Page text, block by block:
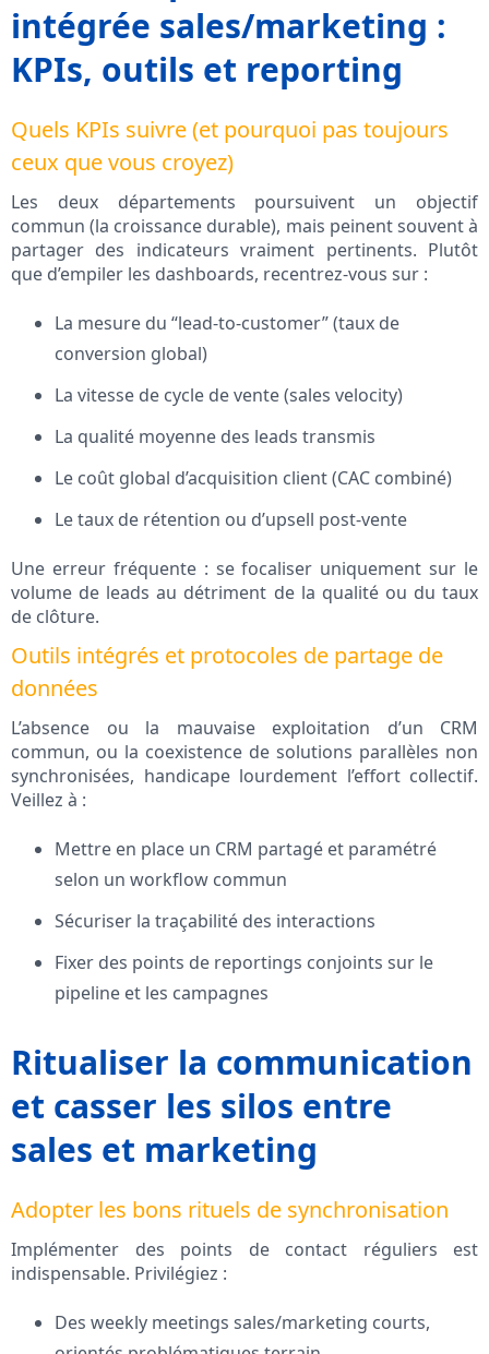
intégrée sales/marketing :
KPIs, outils et reporting
Quels KPIs suivre (et pourquoi pas toujours
ceux que vous croyez)
Les deux départements poursuivent un objectif
commun (la croissance durable), mais peinent souvent à
partager des indicateurs vraiment pertinents. Plutôt
que d’empiler les dashboards, recentrez-vous sur :
La mesure du “lead-to-customer” (taux de
conversion global)
La vitesse de cycle de vente (sales velocity)
La qualité moyenne des leads transmis
Le coût global d’acquisition client (CAC combiné)
Le taux de rétention ou d’upsell post-vente
Une erreur fréquente : se focaliser uniquement sur le
volume de leads au détriment de la qualité ou du taux
de clôture.
Outils intégrés et protocoles de partage de
données
L’absence ou la mauvaise exploitation d’un CRM
commun, ou la coexistence de solutions parallèles non
synchronisées, handicape lourdement l’effort collectif.
Veillez à :
Mettre en place un CRM partagé et paramétré
selon un workflow commun
Sécuriser la traçabilité des interactions
Fixer des points de reportings conjoints sur le
pipeline et les campagnes
Ritualiser la communication
et casser les silos entre
sales et marketing
Adopter les bons rituels de synchronisation
Implémenter des points de contact réguliers est
indispensable. Privilégiez :
Des weekly meetings sales/marketing courts,